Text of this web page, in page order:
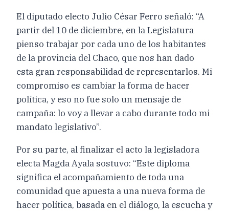
El diputado electo Julio César Ferro señaló: “A
partir del 10 de diciembre, en la Legislatura
pienso trabajar por cada uno de los habitantes
de la provincia del Chaco, que nos han dado
esta gran responsabilidad de representarlos. Mi
compromiso es cambiar la forma de hacer
política, y eso no fue solo un mensaje de
campaña: lo voy a llevar a cabo durante todo mi
mandato legislativo”.
Por su parte, al finalizar el acto la legisladora
electa Magda Ayala sostuvo: “Este diploma
significa el acompañamiento de toda una
comunidad que apuesta a una nueva forma de
hacer política, basada en el diálogo, la escucha y